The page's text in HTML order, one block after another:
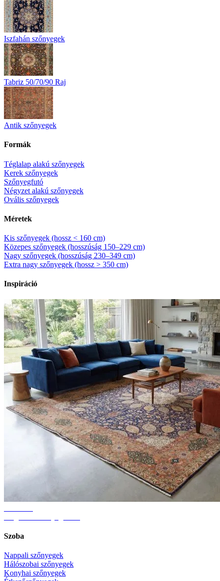
Iszfahán szőnyegek
Tabriz 50/70/90 Raj
Antik szőnyegek
Formák
Téglalap alakú szőnyegek
Kerek szőnyegek
Szőnyegfutó
Négyzet alakú szőnyegek
Ovális szőnyegek
Méretek
Kis szőnyegek (hossz < 160 cm)
Közepes szőnyegek (hosszúság 150–229 cm)
Nagy szőnyegek (hosszúság 230–349 cm)
Extra nagy szőnyegek (hossz > 350 cm)
Inspiráció
Szoba
Nappali szőnyegek
Hálószobai szőnyegek
Konyhai szőnyegek